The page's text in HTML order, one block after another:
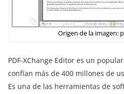
Origen de la imagen:
PDF-XChange Editor es un
confían más de 400 millones de
Es una de las herramientas de